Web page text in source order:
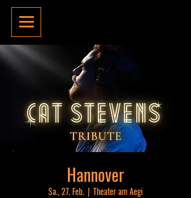
Hannover
Sa., 27. Feb.
  |
Theater am Aegi